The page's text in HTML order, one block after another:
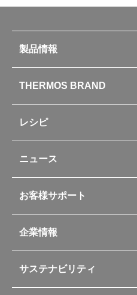
製品情報
水筒
お弁当
キッチン用品
ポット・アイスペール
コーヒーメーカー
ソフトクーラー・バッグ
山専用ボトル
自転車専用ボトル
アパレル小物
業務用製品
THERMOS BRAND
レシピ
フライパンレシピ
シャトルシェフレシピ
スープジャーレシピ
イージースモーカーレシピ
レシピ本のご紹介
ニュース
お客様サポート
交換用部品の購入方法
部品の種類や販売状況を調べる
よくあるご質問・お問い合わせ
企業情報
企業理念
会社概要
サステナビリティ